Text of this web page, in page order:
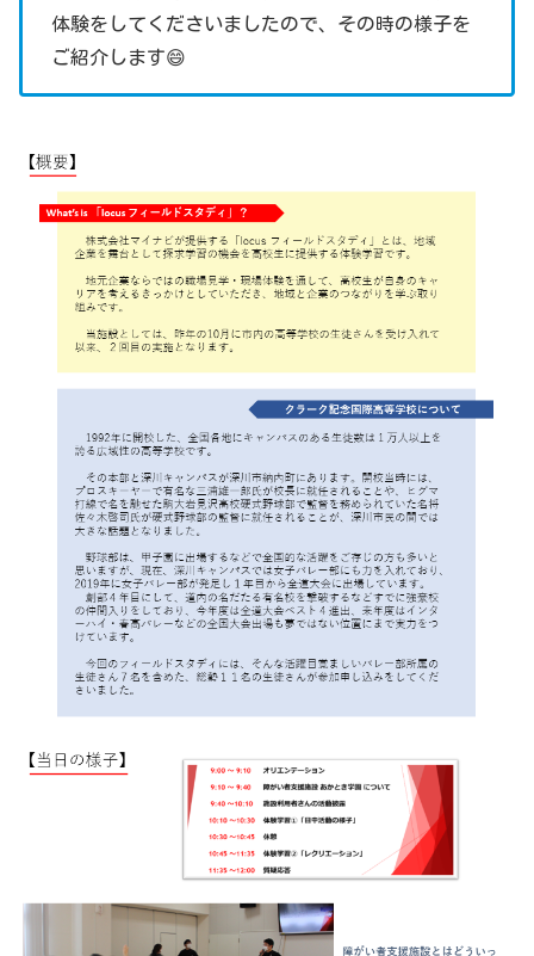
体験をしてくださいましたので、その時の様子を
ご紹介します😄